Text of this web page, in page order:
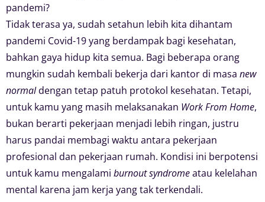
pandemi?
Tidak terasa ya, sudah setahun lebih kita dihantam
pandemi Covid-19 yang berdampak bagi kesehatan,
bahkan gaya hidup kita semua. Bagi beberapa orang
mungkin sudah kembali bekerja dari kantor di masa new
normaldengan tetap patuh protokol kesehatan. Tetapi,
untuk kamu yang masih melaksanakan Work From Home,
bukan berarti pekerjaan menjadi lebih ringan, justru
harus pandai membagi waktu antara pekerjaan
profesional dan pekerjaan rumah. Kondisi ini berpotensi
untuk kamu mengalami burnout syndromeatau kelelahan
mental karena jam kerja yang tak terkendali.